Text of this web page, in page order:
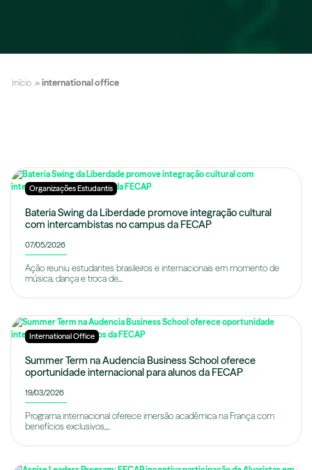
Início » international office
Organizações Estudantis
Bateria Swing da Liberdade promove integração cultural
com intercambistas no campus da FECAP
07/05/2026
Ação reuniu estudantes brasileiros e internacionais em momento de
música, dança e troca de...
International Office
Summer Term na Audencia Business School oferece
oportunidade internacional para alunos da FECAP
19/03/2026
Programa internacional oferece imersão acadêmica na França com
benefícios exclusivos,...